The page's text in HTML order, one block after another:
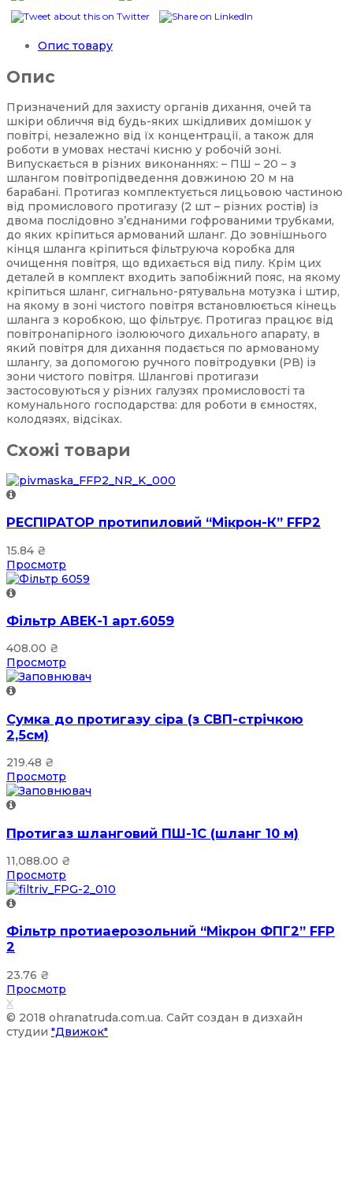
Опис товару
Опис
Призначений для захисту органів дихання, очей та
шкіри обличчя від будь-яких шкідливих домішок у
повітрі, незалежно від їх концентрації, а також для
роботи в умовах нестачі кисню у робочій зоні.
Випускається в різних виконаннях: – ПШ – 20 – з
шлангом повітропідведення довжиною 20 м на
барабані. Протигаз комплектується лицьовою частиною
від промислового протигазу (2 шт – різних ростів) із
двома послідовно з’єднаними гофрованими трубками,
до яких кріпиться армований шланг. До зовнішнього
кінця шланга кріпиться фільтруюча коробка для
очищення повітря, що вдихається від пилу. Крім цих
деталей в комплект входить запобіжний пояс, на якому
кріпиться шланг, сигнально-рятувальна мотузка і штир,
на якому в зоні чистого повітря встановлюється кінець
шланга з коробкою, що фільтрує. Протигаз працює від
повітронапірного ізолюючого дихального апарату, в
який повітря для дихання подається по армованому
шлангу, за допомогою ручного повітродувки (РВ) із
зони чистого повітря. Шлангові протигази
застосовуються у різних галузях промисловості та
комунального господарства: для роботи в ємностях,
колодязях, відсіках.
Схожі товари
РЕСПІРАТОР протипиловий “Мікрон-К” FFP2
15.84 ₴
Просмотр
Фільтр АВЕК-1 арт.6059
408.00 ₴
Просмотр
Сумка до протигазу сіра (з СВП-стрічкою
2,5см)
219.48 ₴
Просмотр
Протигаз шланговий ПШ-1С (шланг 10 м)
11,088.00 ₴
Просмотр
Фільтр протиаерозольний “Мікрон ФПГ2” FFP
2
23.76 ₴
Просмотр
X
© 2018 ohranatruda.com.ua. Сайт создан в дизхайн
студии "Движок"